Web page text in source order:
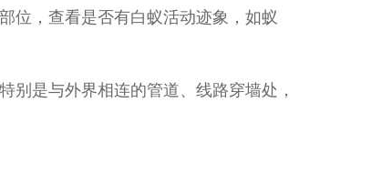
位，查看是否有白蚁活动迹象，如蚁
别是与外界相连的管道、线路穿墙处，